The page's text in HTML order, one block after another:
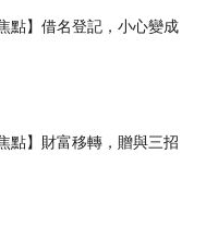
點】借名登記，小心變成
點】財富移轉，贈與三招